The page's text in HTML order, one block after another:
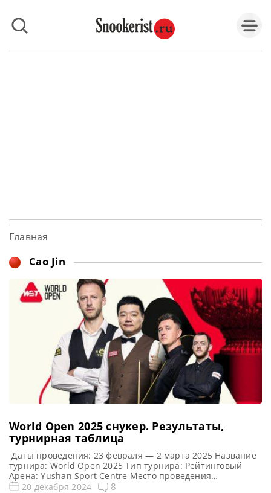
Главная
Cao Jin
World Open 2025 снукер. Результаты,
турнирная таблица
Даты проведения: 23 февраля — 2 марта 2025 Название
турнира: World Open 2025 Тип турнира: Рейтинговый
Арена: Yushan Sport Centre Место проведения
(населенный пункт, город, страна): Юйшань уезд
20 декабря 2024 8